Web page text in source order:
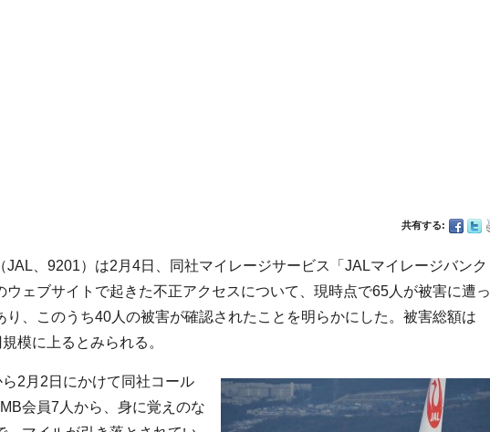
共有する:
、9201）は2月4日、同社マイレージサービス「JALマイレージバンク
ウェブサイトで起きた不正アクセスについて、現時点で65人が被害に遭っ
り、このうち40人の被害が確認されたことを明らかにした。被害総額は
模に上るとみられる。
2月2日にかけて同社コール
会員7人から、身に覚えのな